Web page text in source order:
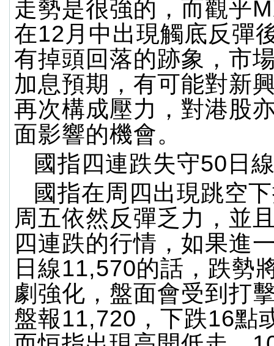
走勢是很強的，而觀乎
在12月中出現觸底反彈
有掉頭回落的跡象，市
加息預期，有可能對新
再次構成壓力，對港股
面影響的機會。
國指四連跌失守50日
國指在周四出現跳空
周五依然反彈乏力，並
四連跌的行情，如果進
日線11,570的話，跌勢
劇強化，盤面會受到打
盤報11,720，下跌16點